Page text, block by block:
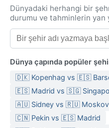
Dünyadaki herhangi bir
durumu ve tahminlerin yan
Dünya çapında popüler
🇩🇰 Kopenhag vs 🇪🇸
🇪🇸 Madrid vs 🇸🇬
🇦🇺 Sidney vs 🇷🇺
🇨🇳 Pekin vs 🇪🇸 Madrid